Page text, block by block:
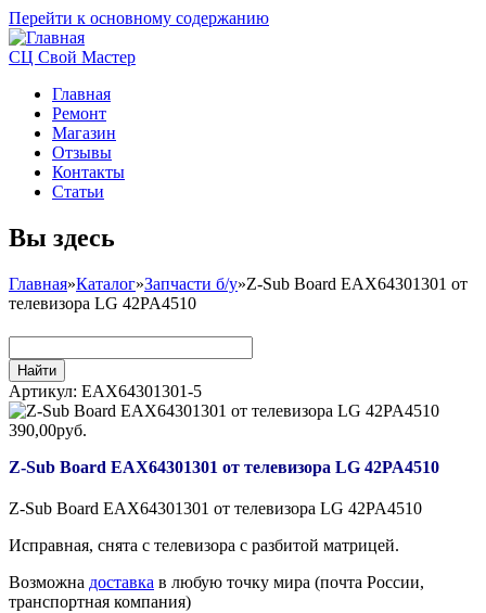
Перейти к основному содержанию
СЦ Свой Мастер
Главная
Ремонт
Магазин
Отзывы
Контакты
Статьи
Вы здесь
Главная»Каталог»Запчасти б/у»Z-Sub Board EAX64301301 от
телевизора LG 42PA4510
Артикул: EAX64301301-5
390,00руб.
Z-Sub Board EAX64301301 от телевизора LG 42PA4510
Z-Sub Board EAX64301301 от телевизора LG 42PA4510
Исправная, снята с телевизора с разбитой матрицей.
Возможна доставка в любую точку мира (почта России,
транспортная компания)